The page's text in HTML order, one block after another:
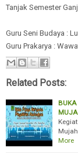
Tanjak Semester
Guru Seni Budaya :
Guru Prakarya :
Related Posts:
More